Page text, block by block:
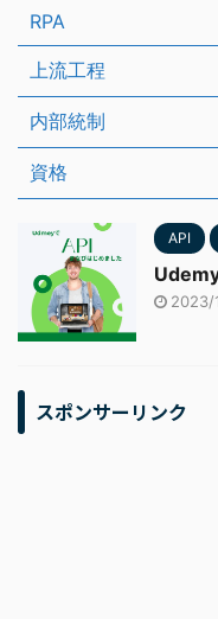
RPA
上流工程
内部統制
資格
API
2023/
スポンサーリンク